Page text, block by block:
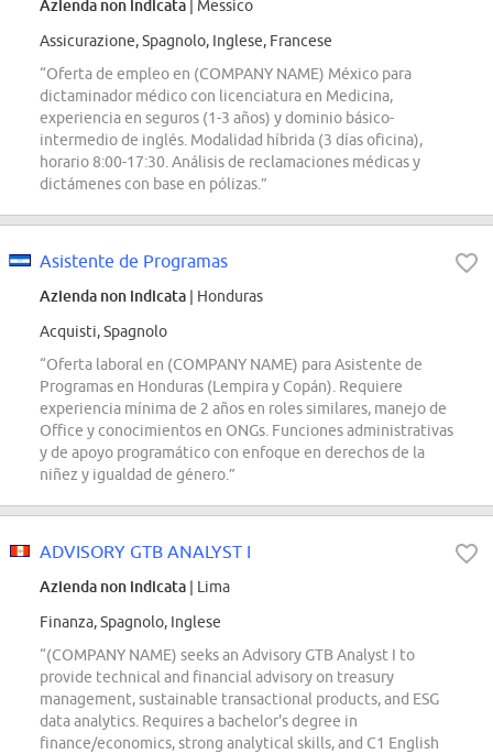
Azienda non indicata | Messico
Assicurazione, Spagnolo, Inglese, Francese
“Oferta de empleo en (COMPANY NAME) México para
dictaminador médico con licenciatura en Medicina,
experiencia en seguros (1-3 años) y dominio básico-
intermedio de inglés. Modalidad híbrida (3 días oficina),
horario 8:00-17:30. Análisis de reclamaciones médicas y
dictámenes con base en pólizas.”
Asistente de Programas
Azienda non indicata | Honduras
Acquisti, Spagnolo
“Oferta laboral en (COMPANY NAME) para Asistente de
Programas en Honduras (Lempira y Copán). Requiere
experiencia mínima de 2 años en roles similares, manejo de
Office y conocimientos en ONGs. Funciones administrativas
y de apoyo programático con enfoque en derechos de la
niñez y igualdad de género.”
ADVISORY GTB ANALYST I
Azienda non indicata | Lima
Finanza, Spagnolo, Inglese
“(COMPANY NAME) seeks an Advisory GTB Analyst I to
provide technical and financial advisory on treasury
management, sustainable transactional products, and ESG
data analytics. Requires a bachelor's degree in
finance/economics, strong analytical skills, and C1 English